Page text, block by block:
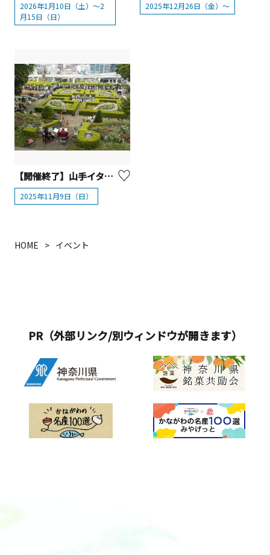
2026年1月10日（土）～2
月15日（日）
2025年12月26日（金）～
【開催終了】山手イタリア山庭園ガーデンコンサート「Rose Garden Picnic live」
2025年11月9日（日）
HOME イベント
PR（外部リンク/別ウィンドウが開きます）